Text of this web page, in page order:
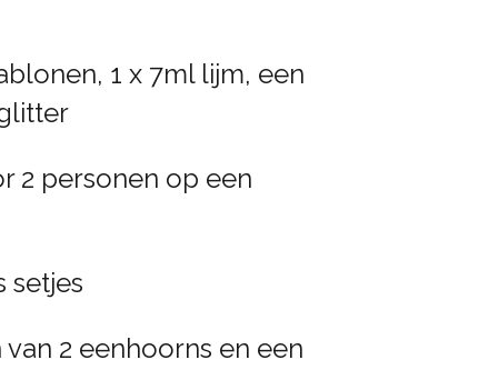
1 x 7ml lijm, een
2 personen op een
setjes
2 eenhoorns en een